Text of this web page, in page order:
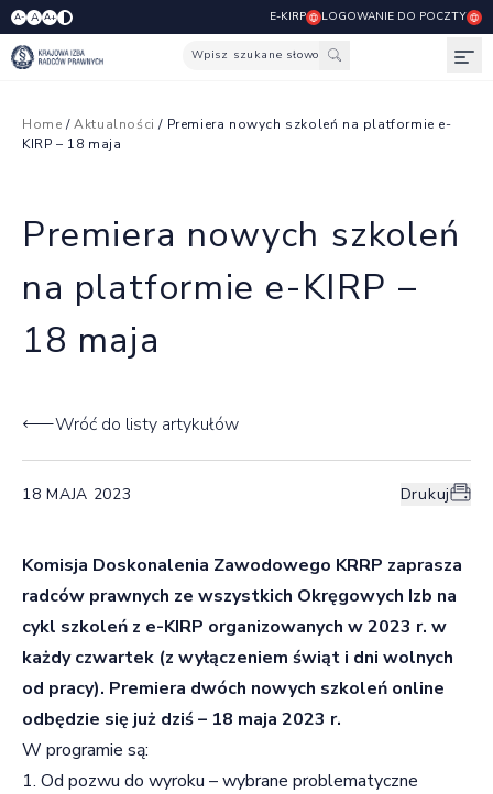
A- A A+ E-KIRP LOGOWANIE DO POCZTY
Wpisz szukane słowo
Home /Aktualności / Premiera nowych szkoleń na platformie e-
KIRP – 18 maja
Premiera nowych szkoleń
na platformie e-KIRP –
18 maja
Wróć do listy artykułów
18 MAJA 2023 Drukuj
Komisja Doskonalenia Zawodowego KRRP zaprasza
radców prawnych ze wszystkich Okręgowych Izb na
cykl szkoleń z e-KIRP organizowanych w 2023 r. w
każdy czwartek (z wyłączeniem świąt i dni wolnych
od pracy). Premiera dwóch nowych szkoleń online
odbędzie się już dziś – 18 maja 2023 r.
W programie są:
1. Od pozwu do wyroku – wybrane problematyczne